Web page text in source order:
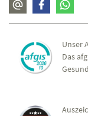
Unser
Das